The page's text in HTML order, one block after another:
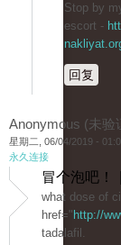
Stop by
escort -
回复
Anonymous (未验
星期二, 06/04/2019 -
永久连接
冒个泡吧！
what dose of
href=" http://
tadalafil.